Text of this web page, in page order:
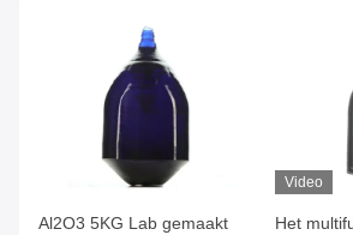
Producten
Al2O3 5KG Lab gemaakt
Video
Het